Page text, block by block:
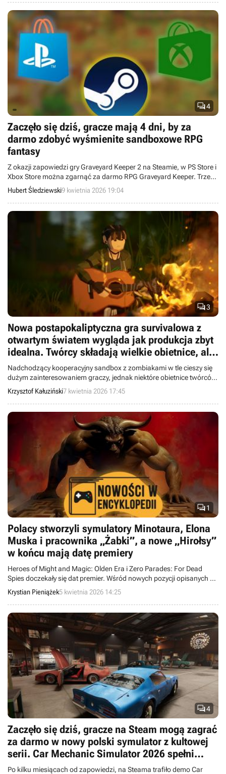
językową.
4
Zaczęło się dziś, gracze mają 4 dni, by za
darmo zdobyć wyśmienite sandboxowe RPG
fantasy
Z okazji zapowiedzi gry Graveyard Keeper 2 na Steamie, w PS Store i
Xbox Store można zgarnąć za darmo RPG Graveyard Keeper. Trzeba
jednak się pospieszyć.
Hubert Śledziewski9 kwietnia 2026 19:04
3
Nowa postapokaliptyczna gra survivalowa z
otwartym światem wygląda jak produkcja zbyt
idealna. Twórcy składają wielkie obietnice, ale
gracze są pełni wątpliwości
Nadchodzący kooperacyjny sandbox z zombiakami w tle cieszy się
dużym zainteresowaniem graczy, jednak niektóre obietnice twórców
Never Be Alone wzbudzają ogromne wątpliwości użytkowników
Steama.
Krzysztof Kałuziński7 kwietnia 2026 17:45
1
Polacy stworzyli symulatory Minotaura, Elona
Muska i pracownika „Żabki”, a nowe „Hirołsy”
w końcu mają datę premiery
Heroes of Might and Magic: Olden Era i Zero Parades: For Dead
Spies doczekały się dat premier. Wśród nowych pozycji opisanych w
Wielkiej Encyklopedii Gier warto zwrócić na trzy polskie dzieła, czyli
Minos, Solar Expanse i... Jaka Parówa, Wariacie?
Krystian Pieniążek5 kwietnia 2026 14:25
4
Zaczęło się dziś, gracze na Steam mogą zagrać
za darmo w nowy polski symulator z kultowej
serii. Car Mechanic Simulator 2026 spełni
wielkie marzenie fanów
Po kilku miesiącach od zapowiedzi, na Steama trafiło demo Car